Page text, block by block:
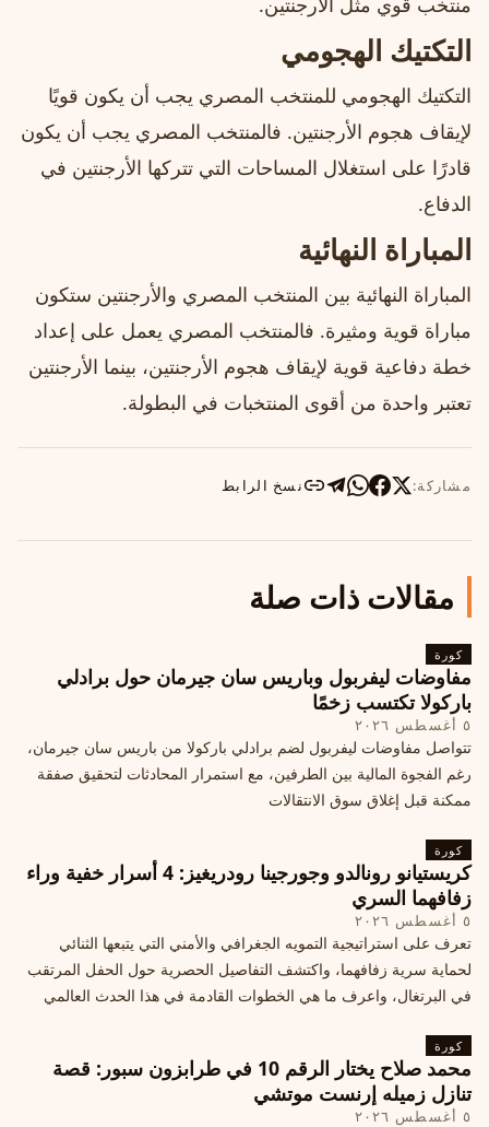
التكتيك الهجومي
التكتيك الهجومي للمنتخب المصري يجب أن يكون قويًا
لإيقاف هجوم الأرجنتين. فالمنتخب المصري يجب أن يكون
قادرًا على استغلال المساحات التي تتركها الأرجنتين في
الدفاع.
المباراة النهائية
المباراة النهائية بين المنتخب المصري والأرجنتين ستكون
مباراة قوية ومثيرة. فالمنتخب المصري يعمل على إعداد
خطة دفاعية قوية لإيقاف هجوم الأرجنتين، بينما الأرجنتين
تعتبر واحدة من أقوى المنتخبات في البطولة.
مشاركة: نسخ الرابط
مقالات ذات صلة
كورة
مفاوضات ليفربول وباريس سان جيرمان حول برادلي
باركولا تكتسب زخمًا
٥ أغسطس ٢٠٢٦
تتواصل مفاوضات ليفربول لضم برادلي باركولا من باريس سان جيرمان،
رغم الفجوة المالية بين الطرفين، مع استمرار المحادثات لتحقيق صفقة
ممكنة قبل إغلاق سوق الانتقالات
كورة
كريستيانو رونالدو وجورجينا رودريغيز: 4 أسرار خفية وراء
زفافهما السري
٥ أغسطس ٢٠٢٦
تعرف على استراتيجية التمويه الجغرافي والأمني التي يتبعها الثنائي
لحماية سرية زفافهما، واكتشف التفاصيل الحصرية حول الحفل المرتقب
في البرتغال، واعرف ما هي الخطوات القادمة في هذا الحدث العالمي
كورة
محمد صلاح يختار الرقم 10 في طرابزون سبور: قصة
تنازل زميله إرنست موتشي
٥ أغسطس ٢٠٢٦